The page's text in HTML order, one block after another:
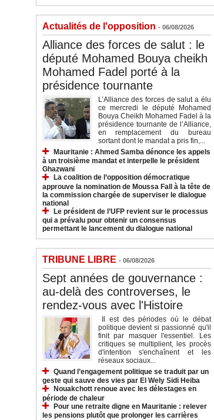
Actualités de l'opposition - 06/08/2026
Alliance des forces de salut : le
député Mohamed Bouya cheikh
Mohamed Fadel porté à la
présidence tournante
L’Alliance des forces de salut a élu
ce mercredi le député Mohamed
Bouya Cheikh Mohamed Fadel à la
présidence tournante de l’Alliance,
en remplacement du bureau
sortant dont le mandat a pris fin,...
Mauritanie : Ahmed Samba dénonce les appels
à un troisième mandat et interpelle le président
Ghazwani
La coalition de l’opposition démocratique
approuve la nomination de Moussa Fall à la tête de
la commission chargée de superviser le dialogue
national
Le président de l’UFP revient sur le processus
qui a prévalu pour obtenir un consensus
permettant le lancement du dialogue national
TRIBUNE LIBRE - 06/08/2026
Sept années de gouvernance :
au-delà des controverses, le
rendez-vous avec l'Histoire
Il est des périodes où le débat
politique devient si passionné qu'il
finit par masquer l'essentiel. Les
critiques se multiplient, les procès
d'intention s'enchaînent et les
réseaux sociaux...
Quand l’engagement politique se traduit par un
geste qui sauve des vies par El Wely Sidi Heiba
Nouakchott renoue avec les délestages en
période de chaleur
Pour une retraite digne en Mauritanie : relever
les pensions plutôt que prolonger les carrières